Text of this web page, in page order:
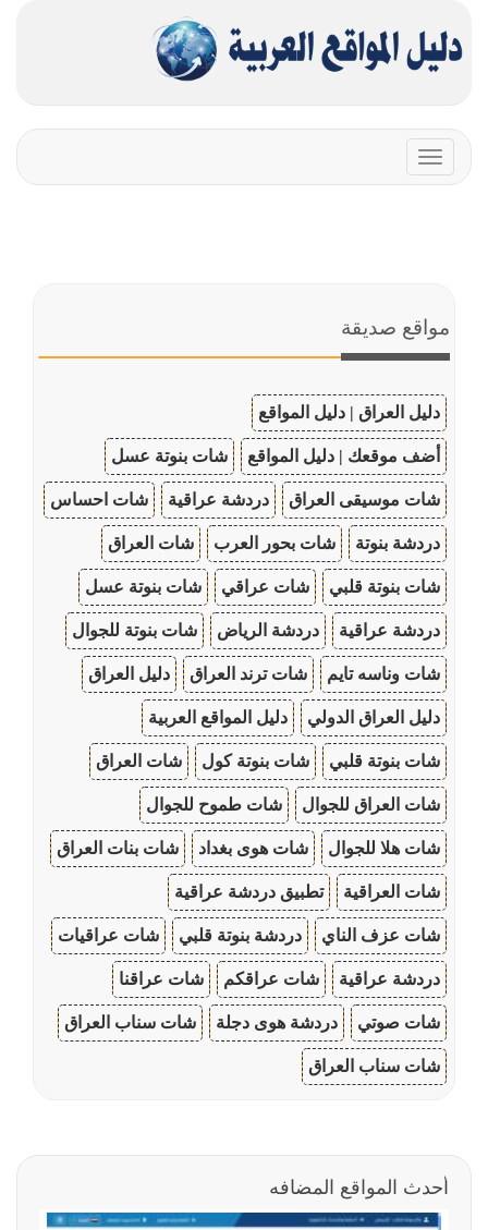
Toggle
navigation
مواقع صديقة
دليل العراق | دليل المواقع
أضف موقعك | دليل المواقع شات بنوتة عسل
شات موسيقى العراق دردشة عراقية شات احساس
دردشة بنوتة شات بحور العرب شات العراق
شات بنوتة قلبي شات عراقي شات بنوتة عسل
دردشة عراقية دردشة الرياض شات بنوتة للجوال
شات وناسه تايم شات ترند العراق دليل العراق
دليل العراق الدولي دليل المواقع العربية
شات بنوتة قلبي شات بنوتة كول شات العراق
شات العراق للجوال شات طموح للجوال
شات هلا للجوال شات هوى بغداد شات بنات العراق
شات العراقية تطبيق دردشة عراقية
شات عزف الناي دردشة بنوتة قلبي شات عراقيات
دردشة عراقية شات عراقكم شات عراقنا
شات صوتي دردشة هوى دجلة شات سناب العراق
شات سناب العراق
أحدث المواقع المضافه